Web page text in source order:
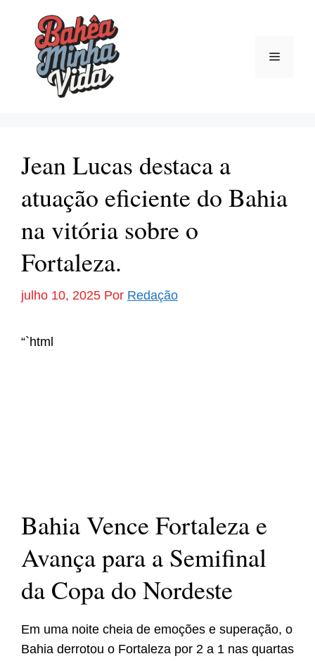
conteúdo
Menu
Jean Lucas destaca a
atuação eficiente do Bahia
na vitória sobre o
Fortaleza.
julho 10, 2025 Por Redação
“`html
Bahia Vence Fortaleza e
Avança para a Semifinal
da Copa do Nordeste
Em uma noite cheia de emoções e superação, o
Bahia derrotou o Fortaleza por 2 a 1 nas quartas